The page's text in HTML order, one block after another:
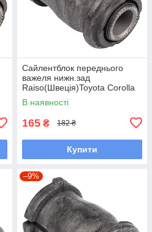
Сайлентблок переднього
важеля нижн.зад
Raiso(Швеція)Toyota Corolla
Liftback,Тойота Корола#RL-
486120H UAEMBEN7
В наявності
165 ₴ 182 ₴
Купити
–9%